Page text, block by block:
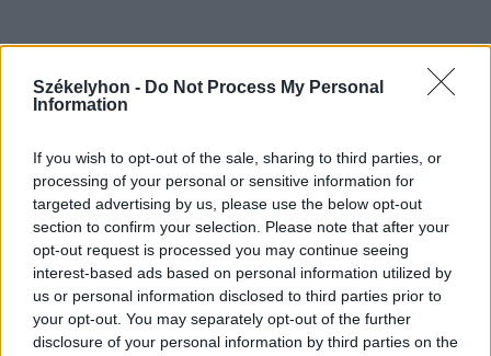
Székelyhon - Do Not Process My Personal
Information
If you wish to opt-out of the sale, sharing to third parties, or
processing of your personal or sensitive information for
targeted advertising by us, please use the below opt-out
section to confirm your selection. Please note that after your
opt-out request is processed you may continue seeing
interest-based ads based on personal information utilized by
us or personal information disclosed to third parties prior to
your opt-out. You may separately opt-out of the further
disclosure of your personal information by third parties on the
Hasznos
Impresszum
Szerzői jogok